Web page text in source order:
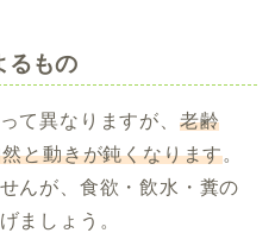
るもの
て異なりますが、 老齢
と動きが鈍くなります。
んが、食欲・飲水・糞の
ましょう。